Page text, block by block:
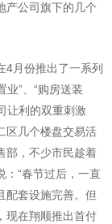
产公司旗下的几个
4月份推出了一系列
业”、“购房送装
让利的双重刺激
区几个楼盘交易活
部，不少市民趁着
：“春节过后，一直
配套设施完善。但
现在翔顺推出首付